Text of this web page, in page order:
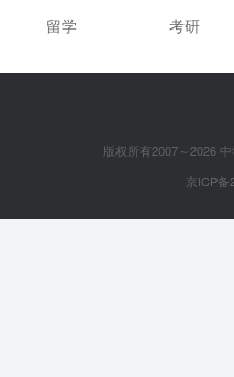
留学
考研
版权所有2007～2026
京ICP备